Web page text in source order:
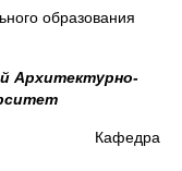
образования
Архитектурно-
Кафедра